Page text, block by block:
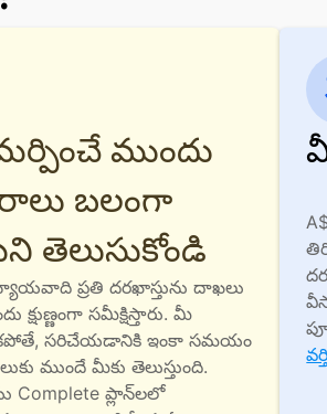
ముందు
బలంగా
తెలుసుకోండి
ప్రతి దరఖాస్తును దాఖలు
సమీక్షిస్తారు. మీ
సరిచేయడానికి ఇంకా సమయం
ముందే మీకు తెలుస్తుంది.
ప్లాన్‌లలో